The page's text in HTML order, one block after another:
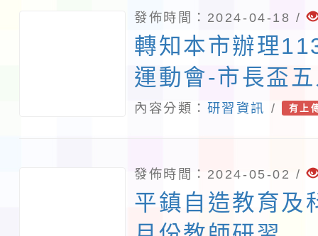
月20日師大工
理。 二、 配合
部推動十二年國
優質化與國際教
升師生參加國際
文素質。 三、
發佈時間：2024-04-18 /
轉知本市辦理
運動會-市長盃
錦標賽秩序冊及
內容分類： 研習資訊 / 有上
發佈時間：2024-05-02 /
平鎮自造教育及